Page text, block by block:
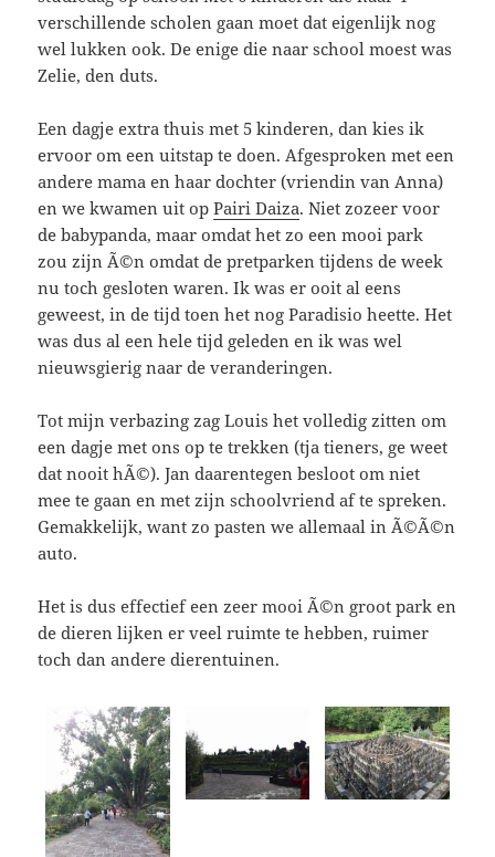
verschillende scholen gaan moet dat eigenlijk nog
wel lukken ook. De enige die naar school moest was
Zelie, den duts.
Een dagje extra thuis met 5 kinderen, dan kies ik
ervoor om een uitstap te doen. Afgesproken met een
andere mama en haar dochter (vriendin van Anna)
en we kwamen uit opPairi Daiza. Niet zozeer voor
de babypanda, maar omdat het zo een mooi park
zou zijn Ã©n omdat de pretparken tijdens de week
nu toch gesloten waren. Ik was er ooit al eens
geweest, in de tijd toen het nog Paradisio heette. Het
was dus al een hele tijd geleden en ik was wel
nieuwsgierig naar de veranderingen.
Tot mijn verbazing zag Louis het volledig zitten om
een dagje met ons op te trekken (tja tieners, ge weet
dat nooit hÃ©). Jan daarentegen besloot om niet
mee te gaan en met zijn schoolvriend af te spreken.
Gemakkelijk, want zo pasten we allemaal in Ã©Ã©n
auto.
Het is dus effectief een zeer mooi Ã©n groot park en
de dieren lijken er veel ruimte te hebben, ruimer
toch dan andere dierentuinen.